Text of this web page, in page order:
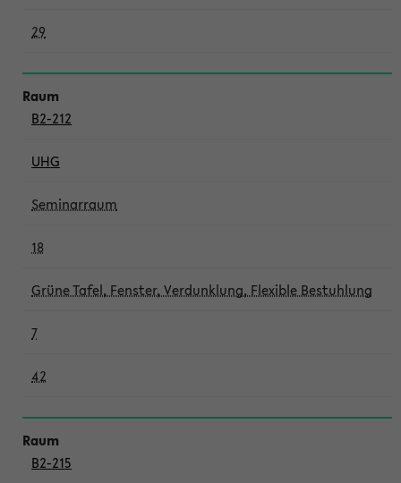
29
B2-212
UHG
Seminarraum
18
Grüne Tafel, Fenster, Verdunklung, Flexible Bestuhlung
7
42
B2-215